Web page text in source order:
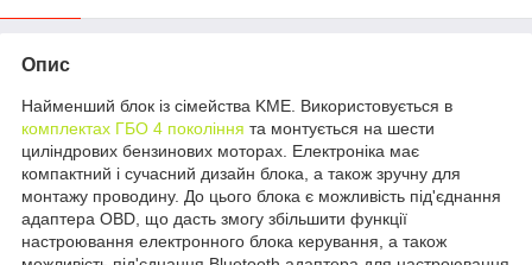
Опис
Найменший блок із сімейства KME. Використовується в
комплектах ГБО 4 покоління та монтується на шести
циліндрових бензинових моторах. Електроніка має
компактний і сучасний дизайн блока, а також зручну для
монтажу проводину. До цього блока є можливість під'єднання
адаптера OBD, що дасть змогу збільшити функції
настроювання електронного блока керування, а також